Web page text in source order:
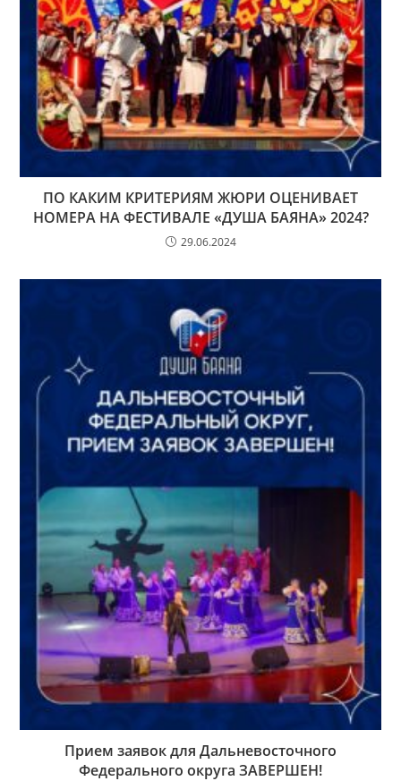
ПО КАКИМ КРИТЕРИЯМ ЖЮРИ ОЦЕНИВАЕТ
НОМЕРА НА ФЕСТИВАЛЕ «ДУША БАЯНА» 2024?
29.06.2024
Прием заявок для Дальневосточного
Федерального округа ЗАВЕРШЕН!